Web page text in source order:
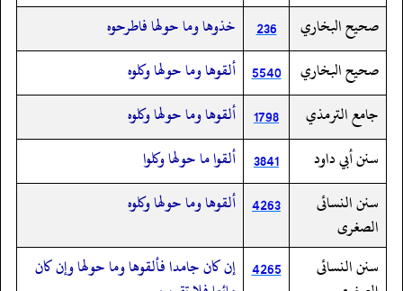
صحيح البخاري
236
خذوها وما حولها فاطرحوه
صحيح البخاري
5540 ألقوها وما حولها وكلوه
جامع الترمذي
1798
ألقوها وما حولها وكلوه
سنن أبي داود
3841
ألقوا ما حولها وكلوا
سنن النسائى
الصغرى
4263 ألقوها وما حولها وكلوه
سنن النسائى
4265 إن كان جامدا فألقوها وما حولها وإن كان